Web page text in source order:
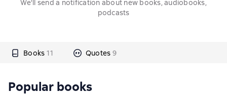
We'll send a notification about new books, audiobooks,
podcasts
Books 11 Quotes 9
Popular books